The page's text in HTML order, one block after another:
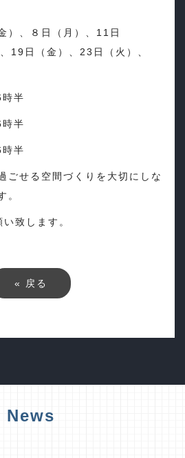
）、８日（月）、11日
19日（金）、23日（火）、
半
半
半
ごせる空間づくりを大切にしな
。
致します。
« 戻る
News